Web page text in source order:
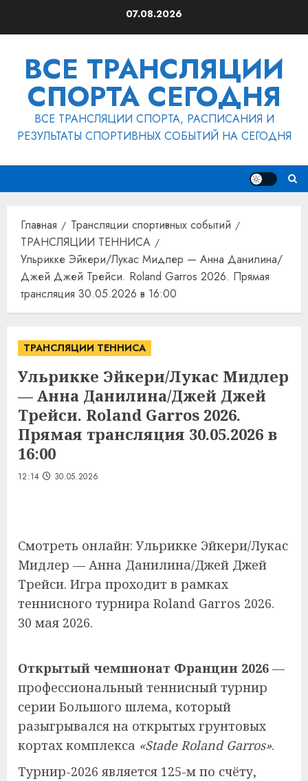
07.08.2026
ВСЕ ТРАНСЛЯЦИИ
СПОРТА СЕГОДНЯ
ВСЕ ТРАНСЛЯЦИИ СПОРТА, РАСПИСАНИЯ И
РЕЗУЛЬТАТЫ СПОРТИВНЫХ СОБЫТИЙ НА СЕГОДНЯ
Главная
Трансляции спортивных событий
ТРАНСЛЯЦИИ ТЕННИСА
Ульрикке Эйкери/Лукас Мидлер — Анна Данилина/
Джей Джей Трейси. Roland Garros 2026. Прямая
трансляция 30.05.2026 в 16:00
ТРАНСЛЯЦИИ ТЕННИСА
Ульрикке Эйкери/Лукас Мидлер
— Анна Данилина/Джей Джей
Трейси. Roland Garros 2026.
Прямая трансляция 30.05.2026 в
16:00
12:14 30.05.2026
Смотреть онлайн: Ульрикке Эйкери/Лукас
Мидлер — Анна Данилина/Джей Джей
Трейси. Игра проходит в рамках
теннисного турнира Roland Garros 2026.
30 мая 2026.
Открытый чемпионат Франции 2026 —
профессиональный теннисный турнир
серии Большого шлема, который
разыгрывался на открытых грунтовых
кортах комплекса «Stade Roland Garros».
Турнир-2026 является 125-м по счёту,